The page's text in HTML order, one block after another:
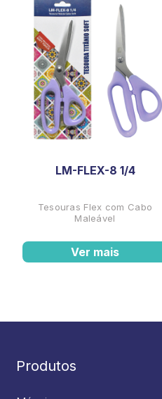
LM-FLEX-8 1/4
Tesouras Flex com Cabo
Maleável
Ver mais
Produtos